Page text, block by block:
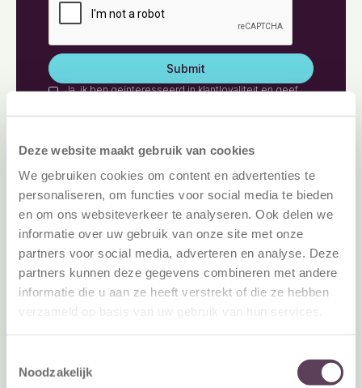
Deze website maakt gebruik van cookies
We gebruiken cookies om content en advertenties te
personaliseren, om functies voor social media te bieden
en om ons websiteverkeer te analyseren. Ook delen we
informatie over uw gebruik van onze site met onze
partners voor social media, adverteren en analyse. Deze
partners kunnen deze gegevens combineren met andere
informatie die u aan ze heeft verstrekt of die ze hebben
verzameld op basis van uw gebruik van hun services.
Noodzakelijk
Ja, ik ben geïnteresseerd in klantloyaliteit en geef
kan je hier altijd weer voor afmelden.